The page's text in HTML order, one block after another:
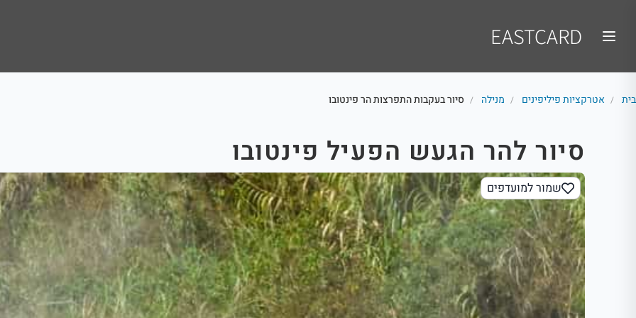
EASTCARD
בית / אטרקציות פיליפינים / מנילה / סיור בעקבות התפרצות הר פינטובו
סיור להר הגעש הפעיל פינטובו
שמור למועדפים